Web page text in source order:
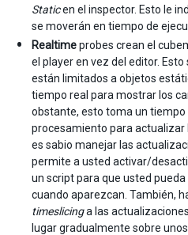
Staticen el inspector. Esto le
se moverán en tiempo de
Realtimeprobes crean el
el player en vez del editor.
están limitados a objetos
tiempo real para mostrar los
obstante, esto toma un tiempo
procesamiento para actualizar
es sabio manejar las
permite a usted activar/
un script para que usted
cuando aparezcan. También,
timeslicinga las
lugar gradualmente sobre